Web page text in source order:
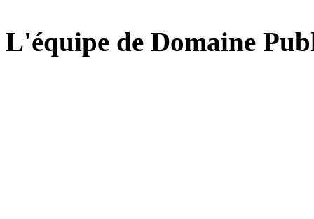
L'équipe de Domaine